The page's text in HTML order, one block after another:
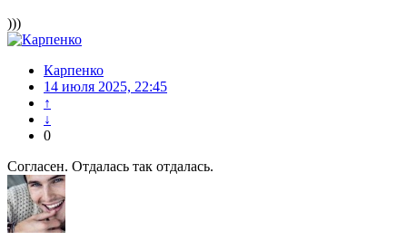
)))
Карпенко
14 июля 2025, 22:45
↑
↓
0
Согласен. Отдалась так отдалась.